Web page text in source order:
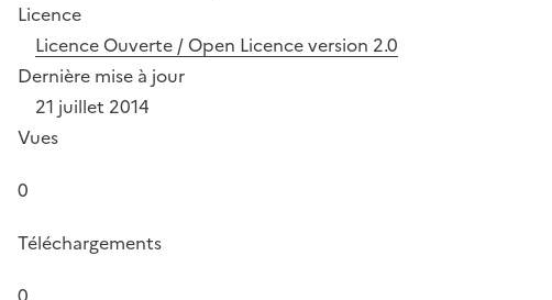
Licence
Licence Ouverte / Open Licence version 2.0
Dernière mise à jour
21 juillet 2014
Vues
0
Téléchargements